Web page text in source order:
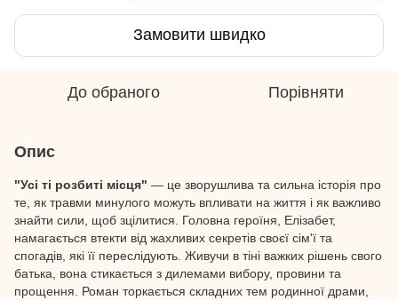
Замовити швидко
До обраного Порівняти
Опис
"Усі ті розбиті місця" — це зворушлива та сильна історія про
те, як травми минулого можуть впливати на життя і як важливо
знайти сили, щоб зцілитися. Головна героїня, Елізабет,
намагається втекти від жахливих секретів своєї сім'ї та
спогадів, які її переслідують. Живучи в тіні важких рішень свого
батька, вона стикається з дилемами вибору, провини та
прощення. Роман торкається складних тем родинної драми,